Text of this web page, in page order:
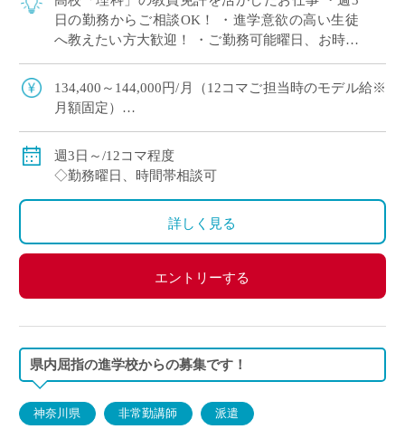
日の勤務からご相談OK！ ・進学意欲の高い生徒
へ教えたい方大歓迎！ ・ご勤務可能曜日、お時間
134,400～144,000円/月（12コマご担当時のモデル給※
月額固定）
◇交通費別途支給
週3日～/12コマ程度
◇勤務曜日、時間帯相談可
詳しく見る
エントリーする
県内屈指の進学校からの募集です！
神奈川県 非常勤講師 派遣